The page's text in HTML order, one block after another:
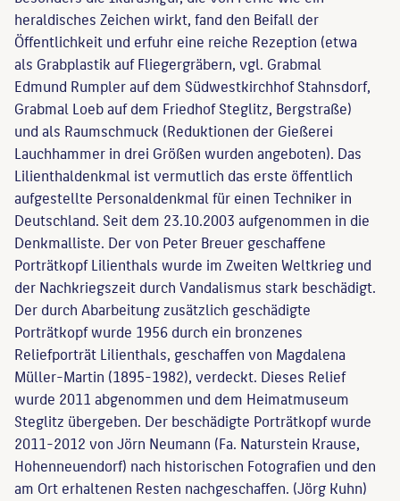
heraldisches Zeichen wirkt, fand den Beifall der
Öffentlichkeit und erfuhr eine reiche Rezeption (etwa
als Grabplastik auf Fliegergräbern, vgl. Grabmal
Edmund Rumpler auf dem Südwestkirchhof Stahnsdorf,
Grabmal Loeb auf dem Friedhof Steglitz, Bergstraße)
und als Raumschmuck (Reduktionen der Gießerei
Lauchhammer in drei Größen wurden angeboten). Das
Lilienthaldenkmal ist vermutlich das erste öffentlich
aufgestellte Personaldenkmal für einen Techniker in
Deutschland. Seit dem 23.10.2003 aufgenommen in die
Denkmalliste. Der von Peter Breuer geschaffene
Porträtkopf Lilienthals wurde im Zweiten Weltkrieg und
der Nachkriegszeit durch Vandalismus stark beschädigt.
Der durch Abarbeitung zusätzlich geschädigte
Porträtkopf wurde 1956 durch ein bronzenes
Reliefporträt Lilienthals, geschaffen von Magdalena
Müller-Martin (1895-1982), verdeckt. Dieses Relief
wurde 2011 abgenommen und dem Heimatmuseum
Steglitz übergeben. Der beschädigte Porträtkopf wurde
2011-2012 von Jörn Neumann (Fa. Naturstein Krause,
Hohenneuendorf) nach historischen Fotografien und den
am Ort erhaltenen Resten nachgeschaffen. (Jörg Kuhn)